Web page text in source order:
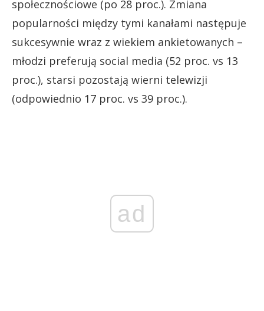
społecznościowe (po 28 proc.). Zmiana
popularności między tymi kanałami następuje
sukcesywnie wraz z wiekiem ankietowanych –
młodzi preferują social media (52 proc. vs 13
proc.), starsi pozostają wierni telewizji
(odpowiednio 17 proc. vs 39 proc.).
ad